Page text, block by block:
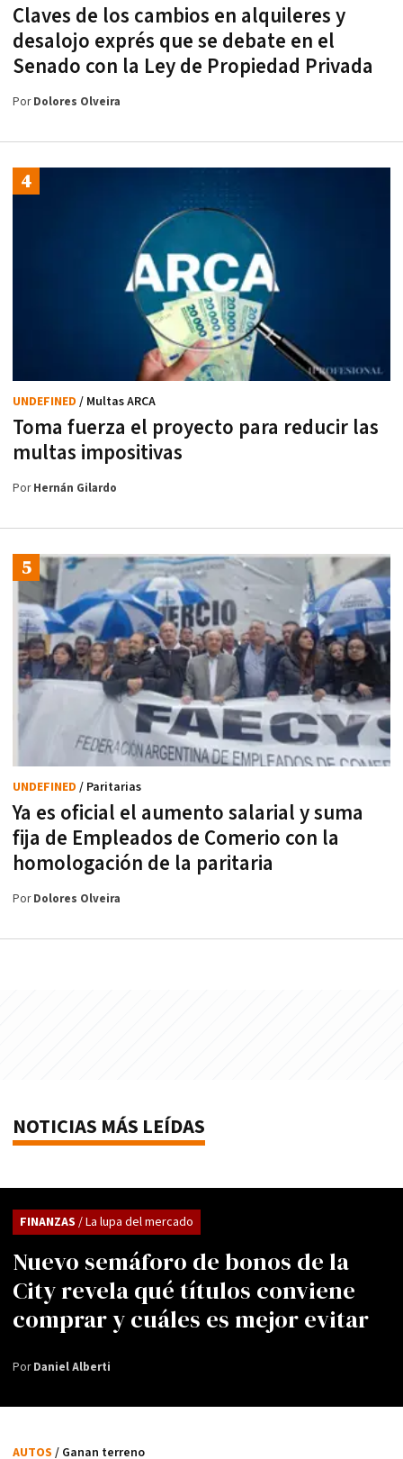
Claves de los cambios en alquileres y
desalojo exprés que se debate en el
Senado con la Ley de Propiedad Privada
PorDolores Olveira
Toma fuerza el proyecto para reducir las
multas impositivas
UNDEFINED / Multas ARCA
PorHernán Gilardo
Ya es oficial el aumento salarial y suma
fija de Empleados de Comerio con la
homologación de la paritaria
UNDEFINED / Paritarias
PorDolores Olveira
NOTICIAS MÁS LEÍDAS
Nuevo semáforo de bonos de la
City revela qué títulos conviene
comprar y cuáles es mejor evitar
FINANZAS / La lupa del mercado
PorDaniel Alberti
AUTOS / Ganan terreno